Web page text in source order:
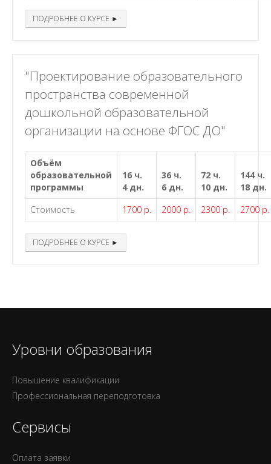
ПОДРОБНЕЕ О КУРСЕ ►
"Проектирование образовательного
пространства современной
дошкольной образовательной
организации на основе ФГОС ДО"
Объём
образовательной
программы
16 ч.
4 дн.
36 ч.
6 дн.
72 ч.
10 дн.
144 ч.
18 дн.
Стоимость
1700 р. 2000 р. 2300 р. 2700 р.
ПОДРОБНЕЕ О КУРСЕ ►
Уровни образования
Повышение квалификации
Профессиональная переподготовка
Сервисы
Оплата заявки